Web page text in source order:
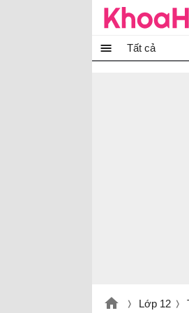
Tất cả
Lớp 12